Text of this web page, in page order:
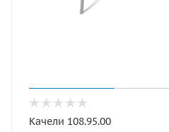
Качели 108.95.00